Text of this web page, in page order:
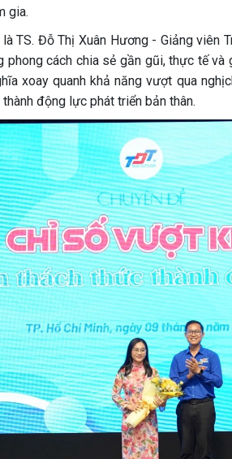
gia.
TS. Đỗ Thị Xuân Hương - Giảng viên
phong cách chia sẻ gần gũi, thực tế
xoay quanh khả năng vượt qua
động lực phát triển bản thân.